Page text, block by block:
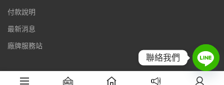
付款說明
最新消息
廠牌服務站
聯絡我們